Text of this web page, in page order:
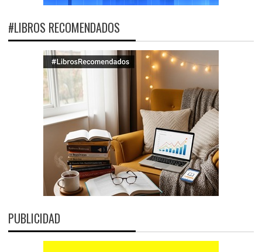
#LIBROS RECOMENDADOS
PUBLICIDAD